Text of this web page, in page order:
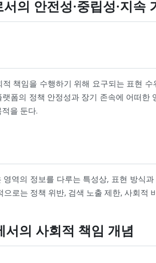
의 안전성·중립성·지속
책임을 수행하기 위해 요구되는 표현
폼의 정책 안정성과 장기 존속에 어떠
을 둔다.
역의 정보를 다루는 특성상, 표현 방식
로는 정책 위반, 검색 노출 제한, 사회
의 사회적 책임 개념